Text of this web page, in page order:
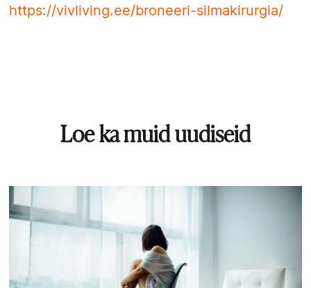
https://vivliving.ee/broneeri-silmakirurgia/
Loe ka muid uudiseid